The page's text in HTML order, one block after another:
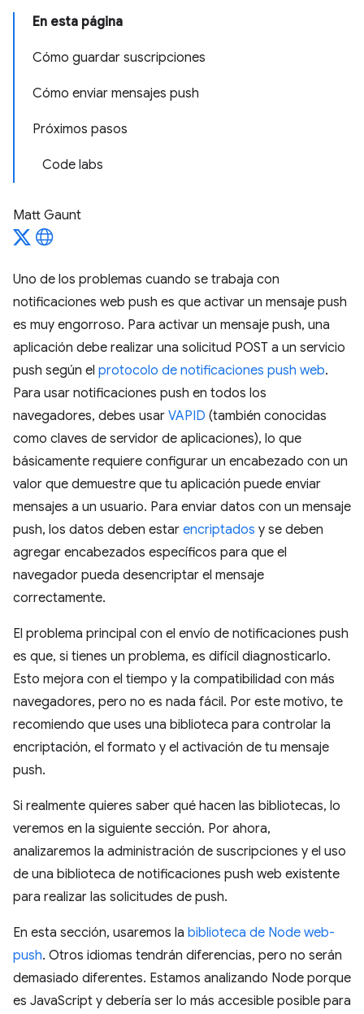
En esta página
Cómo guardar suscripciones
Cómo enviar mensajes push
Próximos pasos
Code labs
Matt Gaunt
Uno de los problemas cuando se trabaja con
notificaciones web push es que activar un mensaje push
es muy engorroso. Para activar un mensaje push, una
aplicación debe realizar una solicitud POST a un servicio
push según el protocolo de notificaciones push web.
Para usar notificaciones push en todos los
navegadores, debes usar VAPID (también conocidas
como claves de servidor de aplicaciones), lo que
básicamente requiere configurar un encabezado con un
valor que demuestre que tu aplicación puede enviar
mensajes a un usuario. Para enviar datos con un mensaje
push, los datos deben estar encriptados y se deben
agregar encabezados específicos para que el
navegador pueda desencriptar el mensaje
correctamente.
El problema principal con el envío de notificaciones push
es que, si tienes un problema, es difícil diagnosticarlo.
Esto mejora con el tiempo y la compatibilidad con más
navegadores, pero no es nada fácil. Por este motivo, te
recomiendo que uses una biblioteca para controlar la
encriptación, el formato y el activación de tu mensaje
push.
Si realmente quieres saber qué hacen las bibliotecas, lo
veremos en la siguiente sección. Por ahora,
analizaremos la administración de suscripciones y el uso
de una biblioteca de notificaciones push web existente
para realizar las solicitudes de push.
En esta sección, usaremos la biblioteca de Node web-
push. Otros idiomas tendrán diferencias, pero no serán
demasiado diferentes. Estamos analizando Node porque
es JavaScript y debería ser lo más accesible posible para